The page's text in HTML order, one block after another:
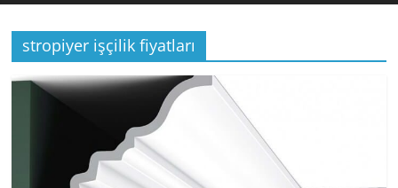
stropiyer işçilik fiyatları